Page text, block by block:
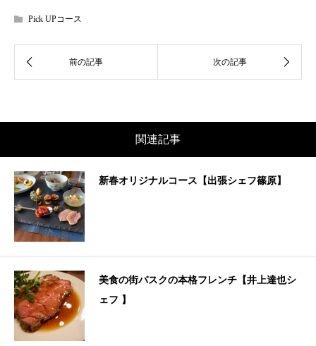
Pick UPコース
関連記事
新春オリジナルコース【出張シェフ篠原】
美食の街バスクの本格フレンチ【井上達也シ
ェフ 】